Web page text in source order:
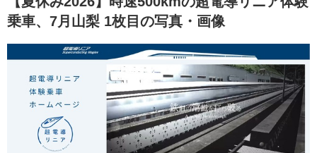
乗車、7月山梨 1枚目の写真・画像